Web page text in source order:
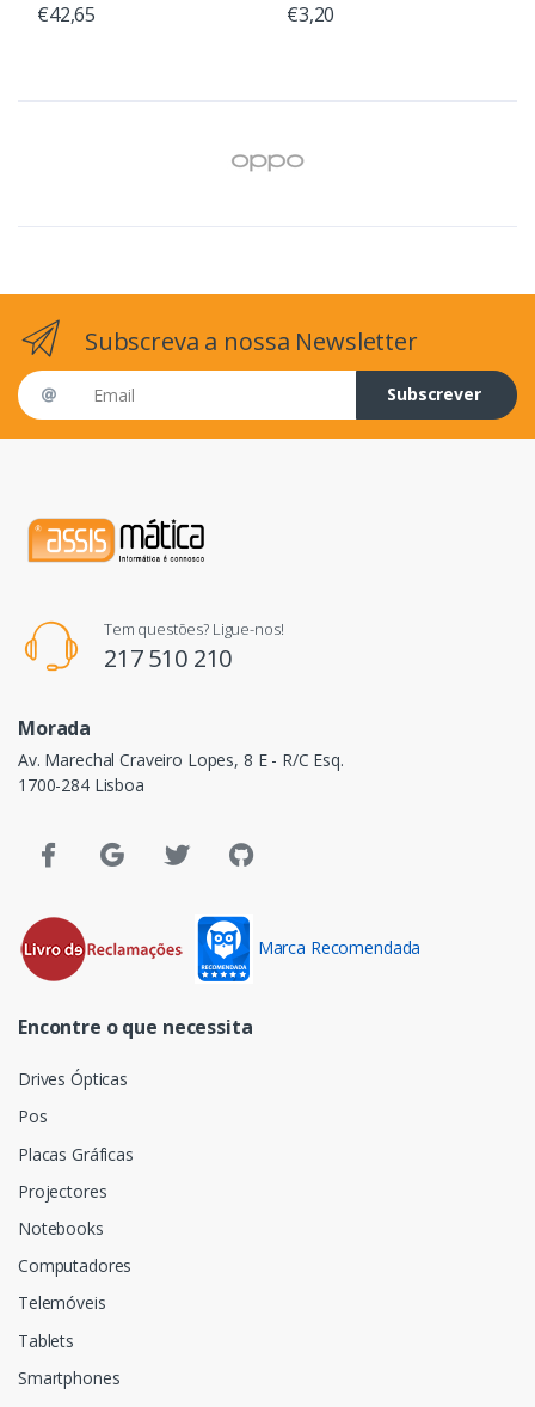
€42,65 €3,20
Subscreva a nossa Newsletter
Email address
Subscrever
Tem questões? Ligue-nos!
217 510 210
Morada
Av. Marechal Craveiro Lopes, 8 E - R/C Esq.
1700-284 Lisboa
Marca Recomendada
Encontre o que necessita
Drives Ópticas
Pos
Placas Gráficas
Projectores
Notebooks
Computadores
Telemóveis
Tablets
Smartphones